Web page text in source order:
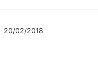
20/02/2018